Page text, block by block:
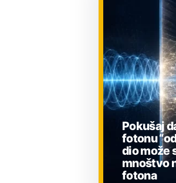
Pokušaj
fotonu
dio može
mnoštvo
fotona